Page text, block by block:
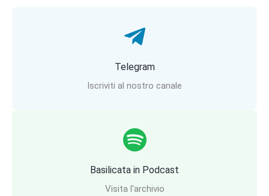
Telegram
Iscriviti al nostro canale
Basilicata in Podcast
Visita l'archivio